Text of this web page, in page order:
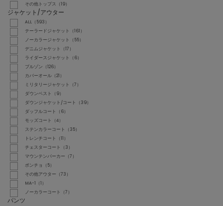
その他トップス（19）
ジャケット/アウター
ALL（593）
テーラードジャケット（161）
ノーカラージャケット（55）
デニムジャケット（17）
ライダースジャケット（6）
ブルゾン（126）
カバーオール（21）
ミリタリージャケット（7）
ダウンベスト（9）
ダウンジャケット/コート（39）
ダッフルコート（6）
モッズコート（4）
ステンカラーコート（35）
トレンチコート（11）
チェスターコート（3）
マウンテンパーカー（7）
ポンチョ（5）
その他アウター（73）
MA-1（1）
ノーカラーコート（7）
パンツ